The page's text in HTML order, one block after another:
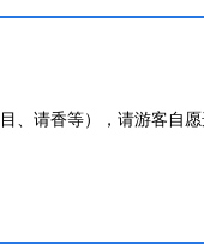
请香等），请游客自愿